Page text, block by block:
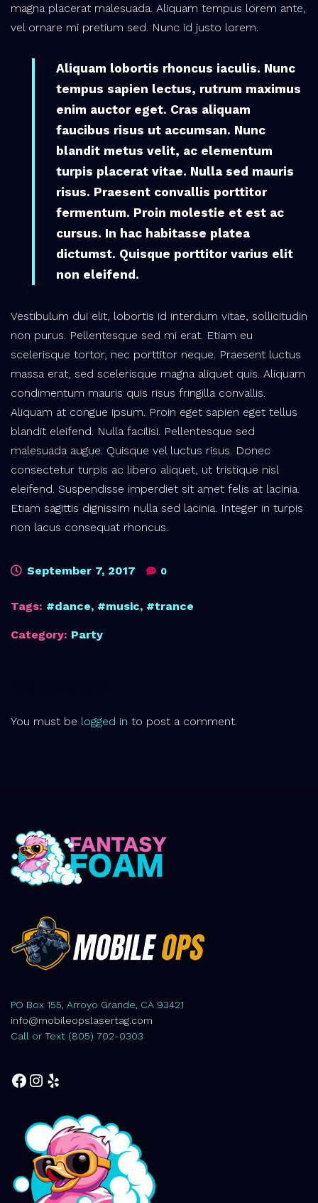
magna placerat malesuada. Aliquam tempus lorem ante,
vel ornare mi pretium sed. Nunc id justo lorem.
Aliquam lobortis rhoncus iaculis. Nunc
tempus sapien lectus, rutrum maximus
enim auctor eget. Cras aliquam
faucibus risus ut accumsan. Nunc
blandit metus velit, ac elementum
turpis placerat vitae. Nulla sed mauris
risus. Praesent convallis porttitor
fermentum. Proin molestie et est ac
cursus. In hac habitasse platea
dictumst. Quisque porttitor varius elit
non eleifend.
Vestibulum dui elit, lobortis id interdum vitae, sollicitudin
non purus. Pellentesque sed mi erat. Etiam eu
scelerisque tortor, nec porttitor neque. Praesent luctus
massa erat, sed scelerisque magna aliquet quis. Aliquam
condimentum mauris quis risus fringilla convallis.
Aliquam at congue ipsum. Proin eget sapien eget tellus
blandit eleifend. Nulla facilisi. Pellentesque sed
malesuada augue. Quisque vel luctus risus. Donec
consectetur turpis ac libero aliquet, ut tristique nisl
eleifend. Suspendisse imperdiet sit amet felis at lacinia.
Etiam sagittis dignissim nulla sed lacinia. Integer in turpis
non lacus consequat rhoncus.
September 7, 2017 0
Tags: dance, music, trance
Category: Party
You must be logged in to post a comment.
PO Box 155, Arroyo Grande, CA 93421
info@mobileopslasertag.com
Call or Text (805) 702-0303
Facebook
Instagram
Yelp